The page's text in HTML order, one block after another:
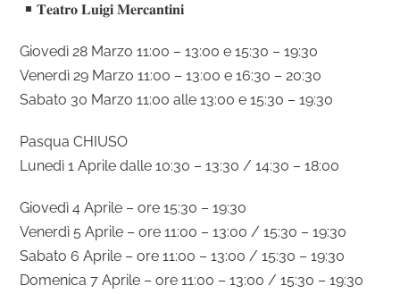
𝐓𝐞𝐚𝐭𝐫𝐨 𝐋𝐮𝐢𝐠𝐢 𝐌𝐞𝐫𝐜𝐚𝐧𝐭𝐢𝐧𝐢
Giovedì 28 Marzo 11:00 – 13:00 e 15:30 – 19:30
Venerdì 29 Marzo 11:00 – 13:00 e 16:30 – 20:30
Sabato 30 Marzo 11:00 alle 13:00 e 15:30 – 19:30
Pasqua CHIUSO
Lunedì 1 Aprile dalle 10:30 – 13:30 / 14:30 – 18:00
Giovedì 4 Aprile – ore 15:30 – 19:30
Venerdì 5 Aprile – ore 11:00 – 13:00 / 15:30 – 19:30
Sabato 6 Aprile – ore 11:00 – 13:00 / 15:30 – 19:30
Domenica 7 Aprile – ore 11:00 – 13:00 / 15:30 – 19:30